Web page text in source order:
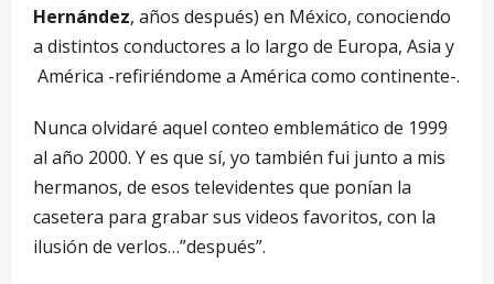
Hernández, años después) en México, conociendo
a distintos conductores a lo largo de Europa, Asia y
América -refiriéndome a América como continente-.
Nunca olvidaré aquel conteo emblemático de 1999
al año 2000. Y es que sí, yo también fui junto a mis
hermanos, de esos televidentes que ponían la
casetera para grabar sus videos favoritos, con la
ilusión de verlos…”después”.